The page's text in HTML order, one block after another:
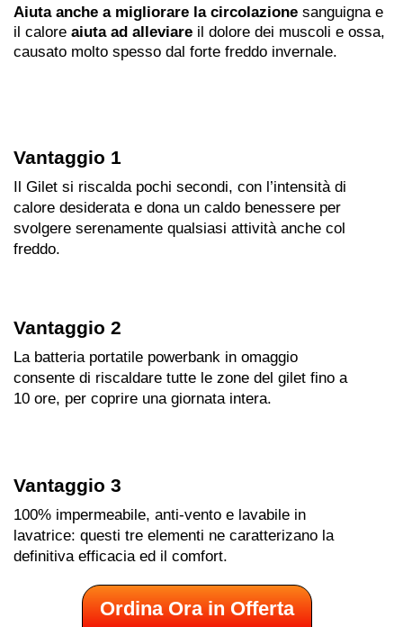
Aiuta anche a migliorare la circolazione sanguigna e
il calore aiuta ad alleviare il dolore dei muscoli e ossa,
causato molto spesso dal forte freddo invernale.
Vantaggio 1
Il Gilet si riscalda pochi secondi, con l’intensità di
calore desiderata e dona un caldo benessere per
svolgere serenamente qualsiasi attività anche col
freddo.
Vantaggio 2
La batteria portatile powerbank in omaggio
consente di riscaldare tutte le zone del gilet fino a
10 ore, per coprire una giornata intera.
Vantaggio 3
100% impermeabile, anti-vento e lavabile in
lavatrice: questi tre elementi ne caratterizano la
definitiva efficacia ed il comfort.
Ordina Ora in Offerta